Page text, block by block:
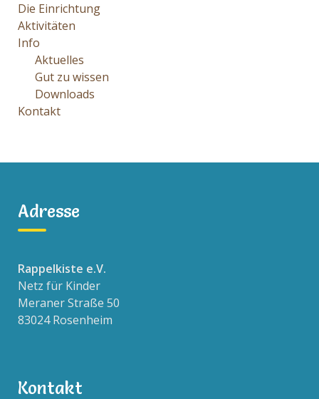
Die Einrichtung
Aktivitäten
Info
Aktuelles
Gut zu wissen
Downloads
Kontakt
Adresse
Rappelkiste e.V.
Netz für Kinder
Meraner Straße 50
83024 Rosenheim
Kontakt